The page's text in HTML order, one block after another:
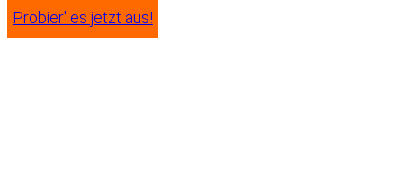
Probier' es jetzt aus!